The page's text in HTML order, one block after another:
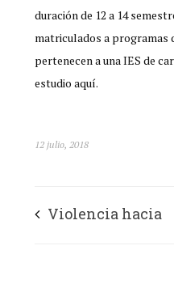
duración de 12 a 14
matriculados a programas
pertenecen a una IES de
estudio aquí.
12 julio, 2018
Violencia hacia